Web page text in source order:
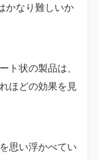
かなり難しいか
ト状の製品は、
ほどの効果を見
思い浮かべてい